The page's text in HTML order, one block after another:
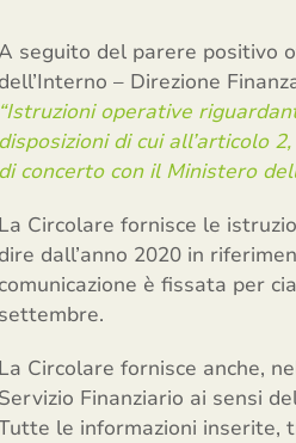
seguito del parere positivo
dell’Interno – Direzione
“Istruzioni operative
disposizioni di cui all’articolo
di concerto con il Ministero
La Circolare fornisce le
dire dall’anno 2020 in
comunicazione è fissata per
settembre.
La Circolare fornisce anche,
Servizio Finanziario ai sensi
le informazioni inserite,